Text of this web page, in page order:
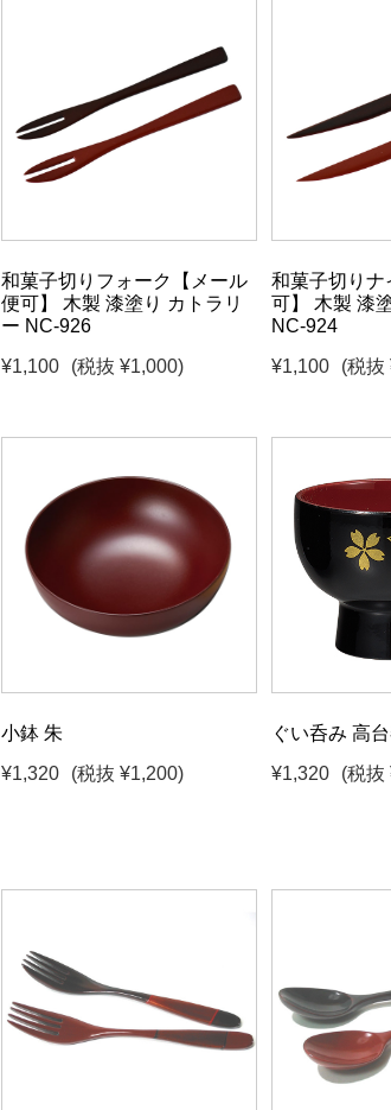
和菓子切りフォーク【メール
便可】 木製 漆塗り カトラリ
ー NC-926
¥1,100
(税抜 ¥1,000)
和菓子切りナ
可】 木製 漆
NC-924
¥1,100
(税抜
小鉢 朱
¥1,320
(税抜 ¥1,200)
ぐい呑み 高
¥1,320
(税抜